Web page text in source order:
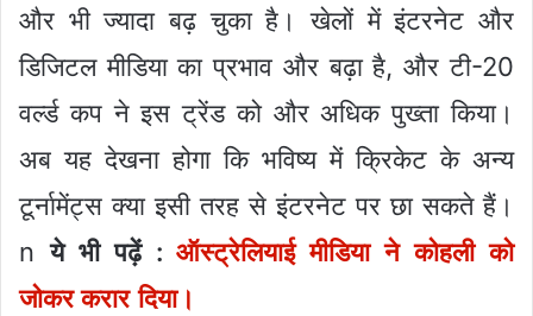
और भी ज्यादा बढ़ चुका है। खेलों में इंटरनेट और
डिजिटल मीडिया का प्रभाव और बढ़ा है, और टी-20
वर्ल्ड कप ने इस ट्रेंड को और अधिक पुख्ता किया।
अब यह देखना होगा कि भविष्य में क्रिकेट के अन्य
टूर्नामेंट्स क्या इसी तरह से इंटरनेट पर छा सकते हैं।
nये भी पढ़ें :ऑस्ट्रेलियाई मीडिया ने कोहली को
जोकर करार दिया।